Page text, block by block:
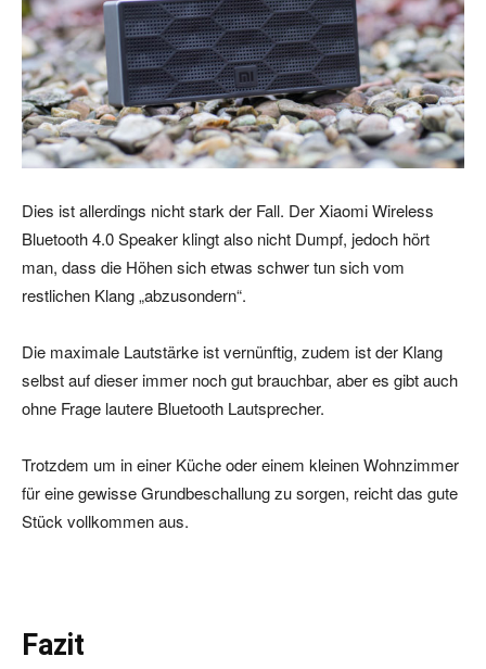
Dies ist allerdings nicht stark der Fall. Der Xiaomi Wireless
Bluetooth 4.0 Speaker klingt also nicht Dumpf, jedoch hört
man, dass die Höhen sich etwas schwer tun sich vom
restlichen Klang „abzusondern“.
Die maximale Lautstärke ist vernünftig, zudem ist der Klang
selbst auf dieser immer noch gut brauchbar, aber es gibt auch
ohne Frage lautere Bluetooth Lautsprecher.
Trotzdem um in einer Küche oder einem kleinen Wohnzimmer
für eine gewisse Grundbeschallung zu sorgen, reicht das gute
Stück vollkommen aus.
Fazit